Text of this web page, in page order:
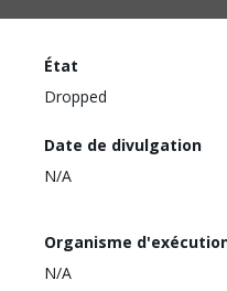
État
Dropped
Date de divulgation
N/A
Organisme
N/A